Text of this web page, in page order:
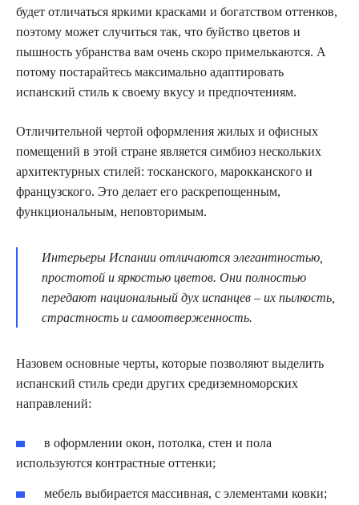
будет отличаться яркими красками и богатством оттенков,
поэтому может случиться так, что буйство цветов и
пышность убранства вам очень скоро примелькаются. А
потому постарайтесь максимально адаптировать
испанский стиль к своему вкусу и предпочтениям.
Отличительной чертой оформления жилых и офисных
помещений в этой стране является симбиоз нескольких
архитектурных стилей: тосканского, марокканского и
французского. Это делает его раскрепощенным,
функциональным, неповторимым.
Интерьеры Испании отличаются элегантностью,
простотой и яркостью цветов. Они полностью
передают национальный дух испанцев – их пылкость,
страстность и самоотверженность.
Назовем основные черты, которые позволяют выделить
испанский стиль среди других средиземноморских
направлений:
в оформлении окон, потолка, стен и пола
используются контрастные оттенки;
мебель выбирается массивная, с элементами ковки;